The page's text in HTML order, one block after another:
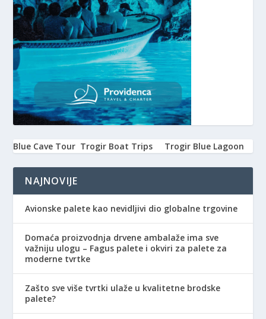
Blue Cave Tour Trogir Boat Trips Trogir Blue Lagoon
NAJNOVIJE
Avionske palete kao nevidljivi dio globalne trgovine
Domaća proizvodnja drvene ambalaže ima sve
važniju ulogu – Fagus palete i okviri za palete za
moderne tvrtke
Zašto sve više tvrtki ulaže u kvalitetne brodske
palete?